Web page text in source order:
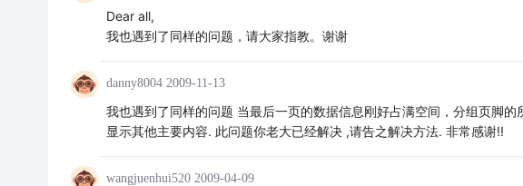
Dear all,
我也遇到了同样的问题，请大家指教。谢谢
danny8004 2009-11-13
我也遇到了同样的问题 当最后一页的数据信息刚好占满空间，分组页脚
显示其他主要内容. 此问题你老大已经解决 ,请告之解决方法. 非常感谢!!
wangjuenhui520 2009-04-09